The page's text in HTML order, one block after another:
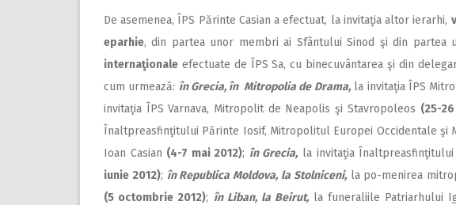
De asemenea, ÎPS Părinte Casian a efectuat, la invitaţia altor ierarhi,
eparhie, din partea unor membri ai Sfântului Sinod şi din partea
internaţionale efectuate de ÎPS Sa, cu binecuvântarea şi din
cum urmează: în Grecia, în Mitropolia de Drama,la invitaţia ÎPS
invitaţia ÎPS Varnava, Mitropolit de Neapolis şi Stavropoleos (25-
Înaltpreasfinţitului Părinte Iosif, Mitropolitul Europei Occidentale şi
Ioan Casian (4-7 mai 2012); în Grecia,la invitaţia Înaltpreasfinţitului
iunie 2012); în Republica Moldova, la Stolniceni,la po-menirea
(5 octombrie 2012); în Liban, la Beirut, la funeraliile Patriarhului